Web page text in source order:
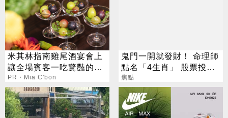
米其林指南雞尾酒宴會上
讓全場賓客一吃驚豔的水
果是?
PR・Mia C'bon
鬼門一開就發財！ 命理師
點名「4生肖」 股票投資
大翻身
焦點